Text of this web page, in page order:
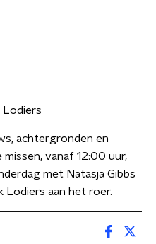
Lodiers
achtergronden en
vanaf 12:00 uur,
met Natasja Gibbs
Lodiers aan het roer.